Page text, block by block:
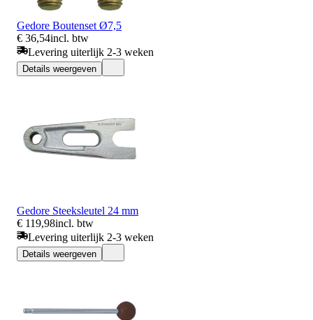
Gedore Boutenset Ø7,5
€ 36,54incl. btw
Levering uiterlijk 2-3 weken
Details weergeven
Gedore Steeksleutel 24 mm
€ 119,98incl. btw
Levering uiterlijk 2-3 weken
Details weergeven